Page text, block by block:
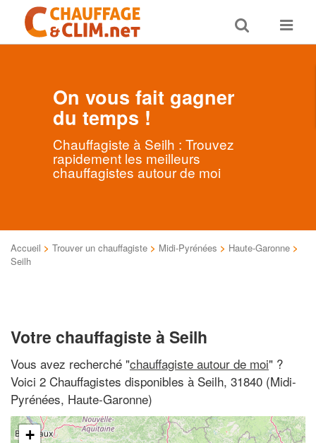
Toggle
search
Toggle
On vous fait gagner
du temps !
Chauffagiste à Seilh : Trouvez
rapidement les meilleurs
chauffagistes autour de moi
Accueil > Trouver un chauffagiste > Midi-Pyrénées > Haute-Garonne >
Seilh
Votre chauffagiste à Seilh
Vous avez recherché "chauffagiste autour de moi" ?
Voici 2 Chauffagistes disponibles à Seilh, 31840 (Midi-
Pyrénées, Haute-Garonne)
+